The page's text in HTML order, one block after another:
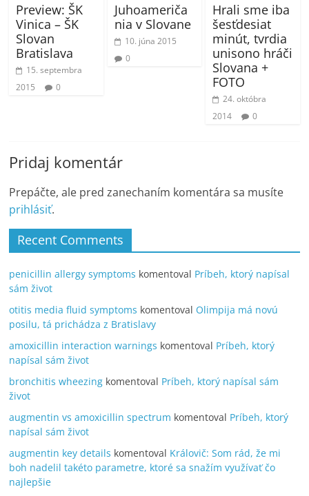
Preview: ŠK
Vinica – ŠK
Slovan
Bratislava
15. septembra
2015
0
Juhoameriča
nia v Slovane
10. júna 2015
0
Hrali sme iba
šesťdesiat
minút, tvrdia
unisono hráči
Slovana +
FOTO
24. októbra
2014
0
Pridaj komentár
Prepáčte, ale pred zanechaním komentára sa musíte
prihlásiť.
Recent Comments
penicillin allergy symptoms komentoval Príbeh, ktorý napísal
sám život
otitis media fluid symptoms komentoval Olimpija má novú
posilu, tá prichádza z Bratislavy
amoxicillin interaction warnings komentoval Príbeh, ktorý
napísal sám život
bronchitis wheezing komentoval Príbeh, ktorý napísal sám
život
augmentin vs amoxicillin spectrum komentoval Príbeh, ktorý
napísal sám život
augmentin key details komentoval Královič: Som rád, že mi
boh nadelil takéto parametre, ktoré sa snažím využívať čo
najlepšie